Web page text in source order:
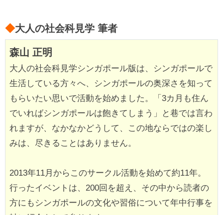
◆大人の社会科見学 筆者
森山 正明
大人の社会科見学シンガポール版は、シンガポールで
生活している方々へ、シンガポールの奥深さを知って
もらいたい思いで活動を始めました。「3カ月も住ん
でいればシンガポールは飽きてしまう」と巷では言わ
れますが、なかなかどうして、この地ならではの楽し
みは、尽きることはありません。
2013年11月からこのサークル活動を始めて約11年。
行ったイベントは、200回を超え、その中から読者の
方にもシンガポールの文化や習俗について年中行事を